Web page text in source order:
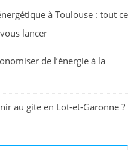
à Toulouse : tout ce
lancer
de l’énergie à la
au gite en Lot-et-Garonne ?